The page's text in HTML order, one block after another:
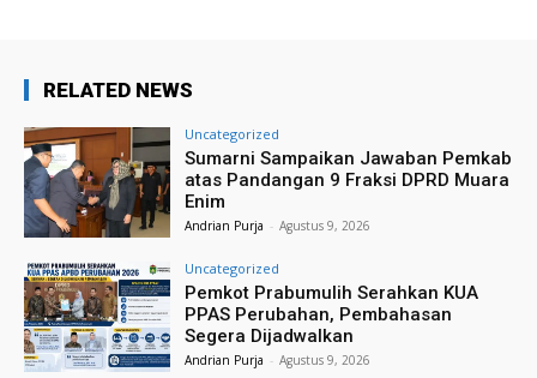
RELATED NEWS
Uncategorized
Sumarni Sampaikan Jawaban Pemkab
atas Pandangan 9 Fraksi DPRD Muara
Enim
Andrian Purja - Agustus 9, 2026
Uncategorized
Pemkot Prabumulih Serahkan KUA
PPAS Perubahan, Pembahasan
Segera Dijadwalkan
Andrian Purja - Agustus 9, 2026